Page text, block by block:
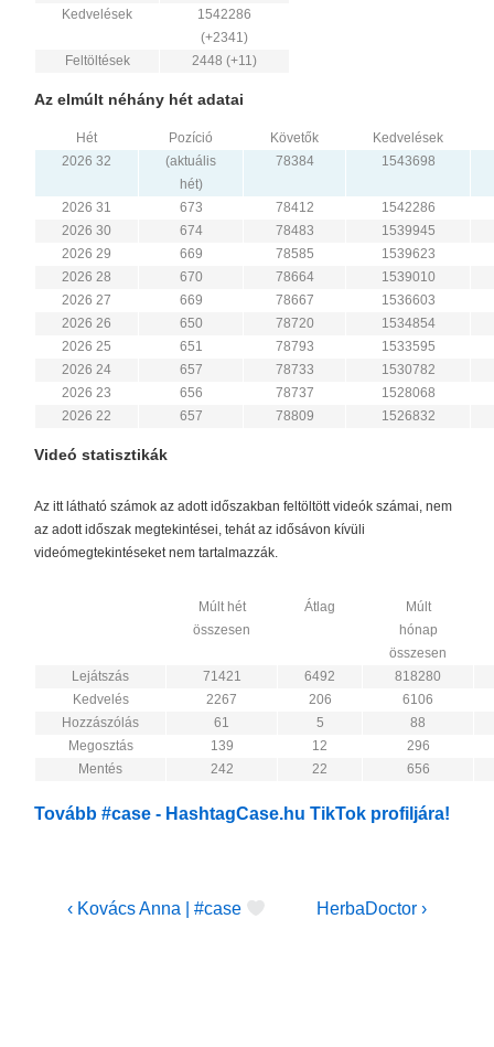
Kedvelések
1542286
(+2341)
Feltöltések
2448 (+11)
Az elmúlt néhány hét adatai
Hét Pozíció Követők
Kedvelések
2026 32
(aktuális
hét)
78384 1543698
2026 31 673 78412
1542286
2026 30
674 78483
1539945
2026 29
669 78585
1539623
2026 28
670 78664
1539010
2026 27
669 78667
1536603
2026 26
650 78720
1534854
2026 25
651 78793
1533595
2026 24
657 78733
1530782
2026 23
656 78737
1528068
2026 22
657 78809 1526832
Videó statisztikák
Az itt látható számok az adott időszakban feltöltött videók számai, nem
az adott időszak megtekintései, tehát az idősávon kívüli
videómegtekintéseket nem tartalmazzák.
Múlt hét
összesen
Átlag
Múlt
hónap
összesen
Lejátszás
71421 6492
818280
Kedvelés
2267 206
6106
Hozzászólás
61 5
88
Megosztás
139 12
296
Mentés
242 22 656
Tovább #case - HashtagCase.hu TikTok profiljára!
Bejegyzés
Previous
‹ Kovács Anna | #case
Next
HerbaDoctor ›